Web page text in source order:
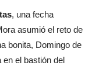
, una fecha
asumió el reto de
bonita, Domingo de
el bastión del